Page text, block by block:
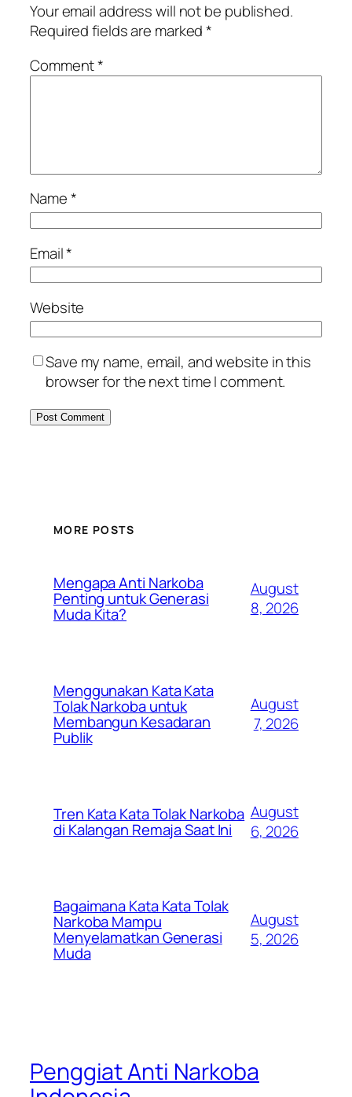
Your email address will not be published.
Required fields are marked*
Comment*
Name*
Email*
Website
Save my name, email, and website in this
browser for the next time I comment.
MORE POSTS
Mengapa Anti Narkoba
Penting untuk Generasi
Muda Kita?
August
8, 2026
Menggunakan Kata Kata
Tolak Narkoba untuk
Membangun Kesadaran
Publik
August
7, 2026
Tren Kata Kata Tolak Narkoba
di Kalangan Remaja Saat Ini
August
6, 2026
Bagaimana Kata Kata Tolak
Narkoba Mampu
Menyelamatkan Generasi
Muda
August
5, 2026
Penggiat Anti Narkoba